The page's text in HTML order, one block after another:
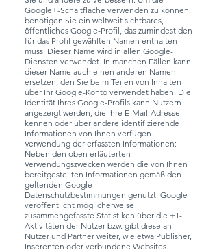
Google+-Schaltfläche verwenden zu können,
benötigen Sie ein weltweit sichtbares,
öffentliches Google-Profil, das zumindest den
für das Profil gewählten Namen enthalten
muss. Dieser Name wird in allen Google-
Diensten verwendet. In manchen Fällen kann
dieser Name auch einen anderen Namen
ersetzen, den Sie beim Teilen von Inhalten
über Ihr Google-Konto verwendet haben. Die
Identität Ihres Google-Profils kann Nutzern
angezeigt werden, die Ihre E-Mail-Adresse
kennen oder über andere identifizierende
Informationen von Ihnen verfügen.
Verwendung der erfassten Informationen:
Neben den oben erläuterten
Verwendungszwecken werden die von Ihnen
bereitgestellten Informationen gemäß den
geltenden Google-
Datenschutzbestimmungen genutzt. Google
veröffentlicht möglicherweise
zusammengefasste Statistiken über die +1-
Aktivitäten der Nutzer bzw. gibt diese an
Nutzer und Partner weiter, wie etwa Publisher,
Inserenten oder verbundene Websites.